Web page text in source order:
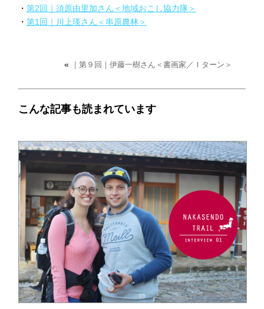
・第2回｜須原由里加さん＜地域おこし協力隊＞
・第1回｜川上瑛さん＜串原農林＞
« ｜第９回｜伊藤一樹さん＜書画家／Ｉターン＞
こんな記事も読まれています